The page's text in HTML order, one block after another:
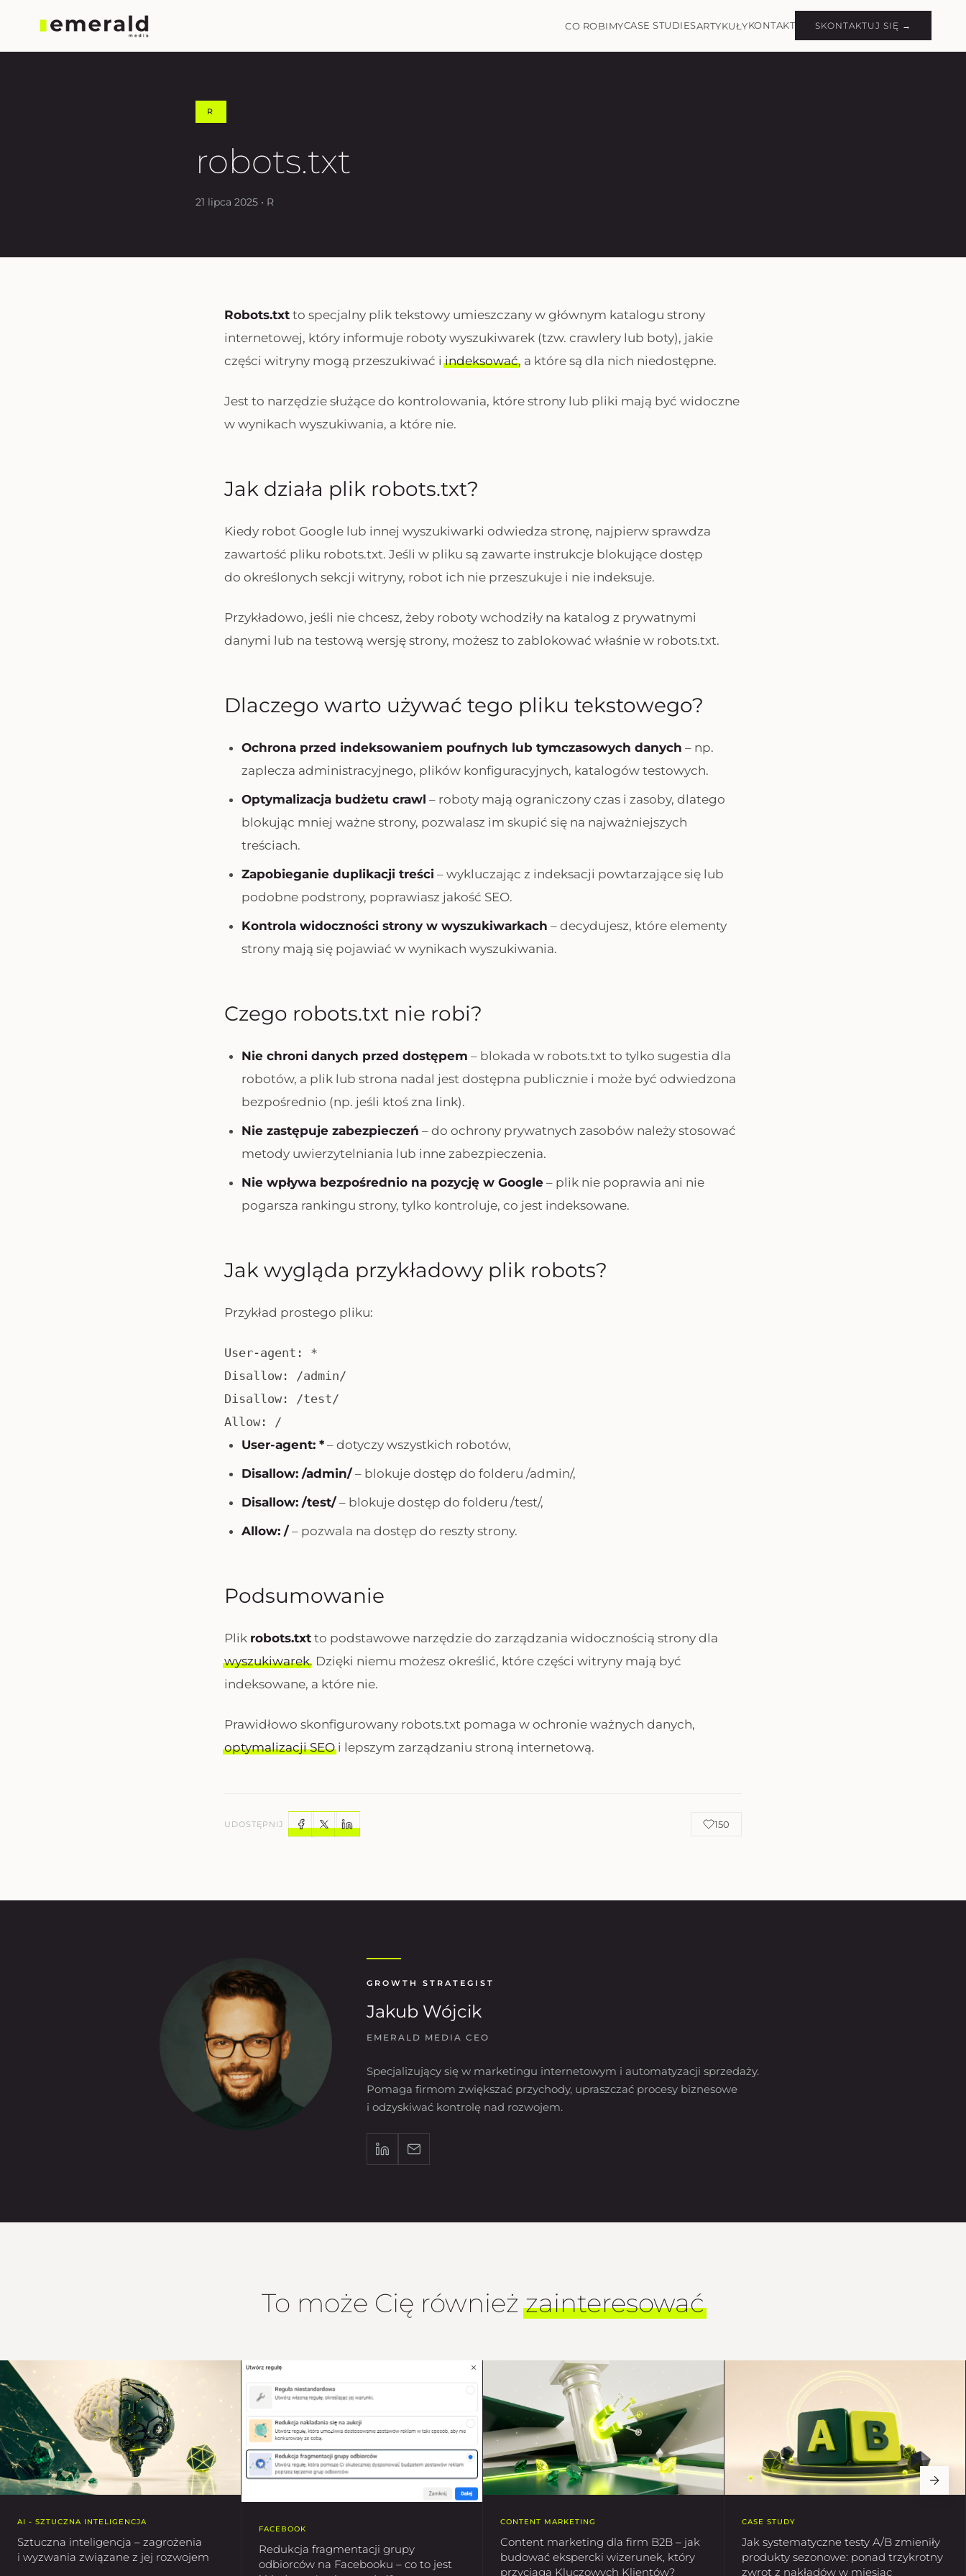
CO ROBIMYCASE STUDIESARTYKUŁYKONTAKT SKONTAKTUJ SIĘ →
R
robots.txt
21 lipca 2025 • R
Robots.txt to specjalny plik tekstowy umieszczany w głównym katalogu strony
internetowej, który informuje roboty wyszukiwarek (tzw. crawlery lub boty), jakie
części witryny mogą przeszukiwać iindeksować, a które są dla nich niedostępne.
Jest to narzędzie służące do kontrolowania, które strony lub pliki mają być widoczne
w wynikach wyszukiwania, a które nie.
Jak działa plik robots.txt?
Kiedy robot Google lub innej wyszukiwarki odwiedza stronę, najpierw sprawdza
zawartość pliku robots.txt. Jeśli w pliku są zawarte instrukcje blokujące dostęp
do określonych sekcji witryny, robot ich nie przeszukuje i nie indeksuje.
Przykładowo, jeśli nie chcesz, żeby roboty wchodziły na katalog z prywatnymi
danymi lub na testową wersję strony, możesz to zablokować właśnie w robots.txt.
Dlaczego warto używać tego pliku tekstowego?
Ochrona przed indeksowaniem poufnych lub tymczasowych danych – np.
zaplecza administracyjnego, plików konfiguracyjnych, katalogów testowych.
Optymalizacja budżetu crawl – roboty mają ograniczony czas i zasoby, dlatego
blokując mniej ważne strony, pozwalasz im skupić się na najważniejszych
treściach.
Zapobieganie duplikacji treści – wykluczając z indeksacji powtarzające się lub
podobne podstrony, poprawiasz jakość SEO.
Kontrola widoczności strony w wyszukiwarkach – decydujesz, które elementy
strony mają się pojawiać w wynikach wyszukiwania.
Czego robots.txt nie robi?
Nie chroni danych przed dostępem – blokada w robots.txt to tylko sugestia dla
robotów, a plik lub strona nadal jest dostępna publicznie i może być odwiedzona
bezpośrednio (np. jeśli ktoś zna link).
Nie zastępuje zabezpieczeń – do ochrony prywatnych zasobów należy stosować
metody uwierzytelniania lub inne zabezpieczenia.
Nie wpływa bezpośrednio na pozycję w Google – plik nie poprawia ani nie
pogarsza rankingu strony, tylko kontroluje, co jest indeksowane.
Jak wygląda przykładowy plik robots?
Przykład prostego pliku:
User-agent: *
Disallow: /admin/
Disallow: /test/
Allow: /
User-agent: * – dotyczy wszystkich robotów,
Disallow: /admin/ – blokuje dostęp do folderu /admin/,
Disallow: /test/ – blokuje dostęp do folderu /test/,
Allow: / – pozwala na dostęp do reszty strony.
Podsumowanie
Plik robots.txt to podstawowe narzędzie do zarządzania widocznością strony dla
wyszukiwarek. Dzięki niemu możesz określić, które części witryny mają być
indeksowane, a które nie.
Prawidłowo skonfigurowany robots.txt pomaga w ochronie ważnych danych,
optymalizacji SEOi lepszym zarządzaniu stroną internetową.
UDOSTĘPNIJ 150
GROWTH STRATEGIST
Jakub Wójcik
EMERALD MEDIA CEO
Specjalizujący się w marketingu internetowym i automatyzacji sprzedaży.
Pomaga firmom zwiększać przychody, upraszczać procesy biznesowe
i odzyskiwać kontrolę nad rozwojem.
To może Cię równieżzainteresować
AI - SZTUCZNA INTELIGENCJA
Sztuczna inteligencja – zagrożenia
i wyzwania związane z jej rozwojem
FACEBOOK
Redukcja fragmentacji grupy
odbiorców na Facebooku – co to jest
CONTENT MARKETING
Content marketing dla firm B2B – jak
budować ekspercki wizerunek, który
przyciąga Kluczowych Klientów?
CASE STUDY
Jak systematyczne testy A/B zmieniły
produkty sezonowe: ponad trzykrotny
zwrot z nakładów w miesiąc